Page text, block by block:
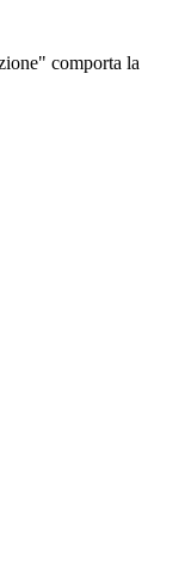
comporta la